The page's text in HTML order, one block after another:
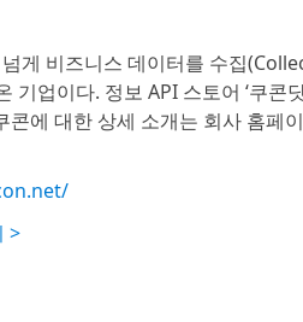
게 비즈니스 데이터를 수집
업이다. 정보 API 스토어 ‘쿠콘
콘에 대한 상세 소개는 회사 홈페
>